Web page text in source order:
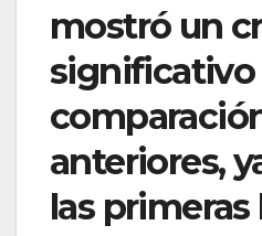
mostró un
significativo
anteriores,
las primeras